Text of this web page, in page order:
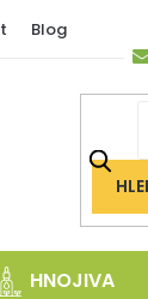
Blog
HNOJIVA